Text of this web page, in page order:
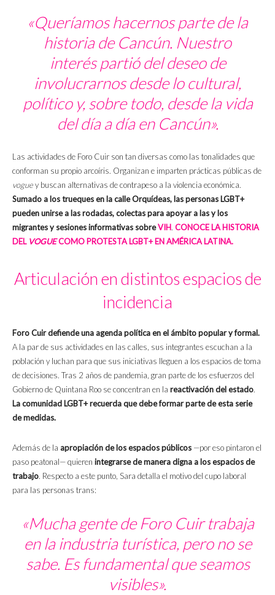
«Queríamos hacernos parte de la
historia de Cancún. Nuestro
interés partió del deseo de
involucrarnos desde lo cultural,
político y, sobre todo, desde la vida
del día a día en Cancún».
Las actividades de Foro Cuir son tan diversas como las tonalidades que
conforman su propio arcoíris. Organizan e imparten prácticas públicas de
voguey buscan alternativas de contrapeso a la violencia económica.
Sumado a los trueques en la calle Orquídeas, las personas LGBT+
pueden unirse a las rodadas, colectas para apoyar a las y los
migrantes y sesiones informativas sobreVIH. CONOCE LA HISTORIA
DEL VOGUECOMO PROTESTA LGBT+ EN AMÉRICA LATINA.
Articulación en distintos espacios de
incidencia
Foro Cuir defiende una agenda política en el ámbito popular y formal.
A la par de sus actividades en las calles, sus integrantes escuchan a la
población y luchan para que sus iniciativas lleguen a los espacios de toma
de decisiones. Tras 2 años de pandemia, gran parte de los esfuerzos del
Gobierno de Quintana Roo se concentran en la reactivación del estado.
La comunidad LGBT+ recuerda que debe formar parte de esta serie
de medidas.
Además de la apropiación de los espacios públicos —por eso pintaron el
paso peatonal— quieren integrarse de manera digna a los espacios de
trabajo. Respecto a este punto, Sara detalla el motivo del cupo laboral
para las personas trans:
«Mucha gente de Foro Cuir trabaja
en la industria turística, pero no se
sabe. Es fundamental que seamos
visibles».